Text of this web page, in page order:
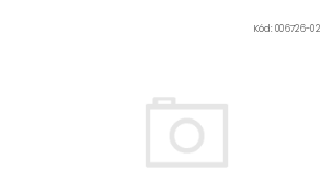
Kód:006726-02